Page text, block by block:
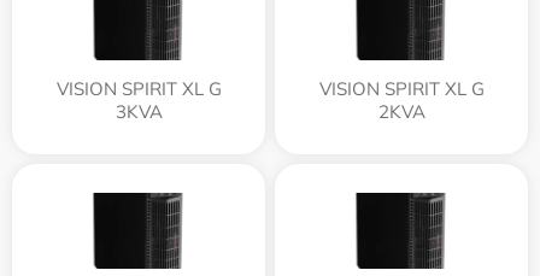
VISION SPIRIT XL G
3KVA
VISION SPIRIT XL G
2KVA